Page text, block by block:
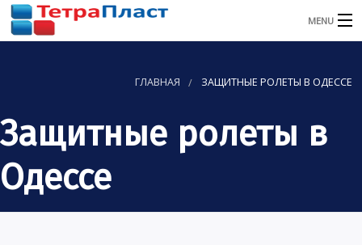
MENU
КАТАЛОГ
УСЛУГИ
НАШИ РАБОТЫ
ГЛАВНАЯ ЗАЩИТНЫЕ РОЛЕТЫ В ОДЕССЕ
Защитные ролеты в
Одессе